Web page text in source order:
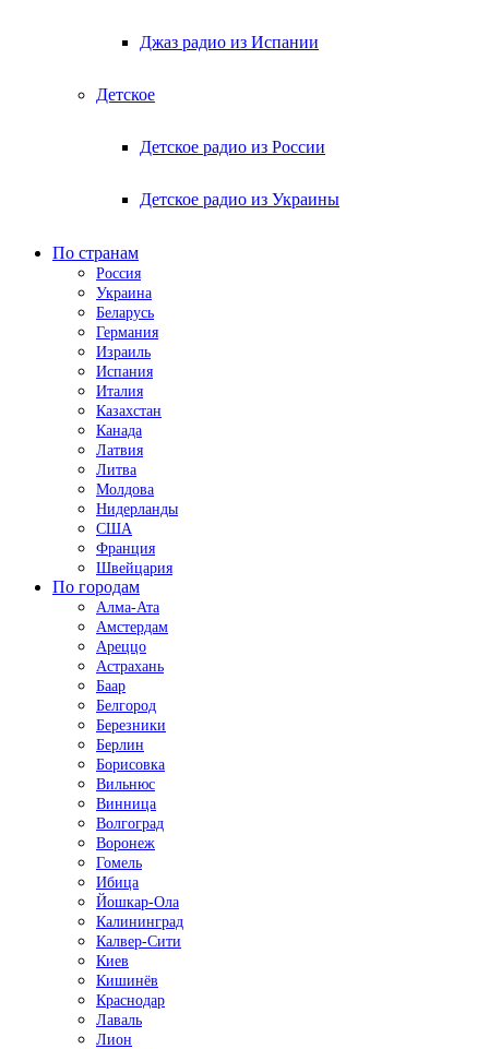
Джаз радио из Испании
Детское
Детское радио из России
Детское радио из Украины
По странам
Россия
Украина
Беларусь
Германия
Израиль
Испания
Италия
Казахстан
Канада
Латвия
Литва
Молдова
Нидерланды
США
Франция
Швейцария
По городам
Алма-Ата
Амстердам
Ареццо
Астрахань
Баар
Белгород
Березники
Берлин
Борисовка
Вильнюс
Винница
Волгоград
Воронеж
Гомель
Ибица
Йошкар-Ола
Калининград
Калвер-Сити
Киев
Кишинёв
Краснодар
Лаваль
Лион